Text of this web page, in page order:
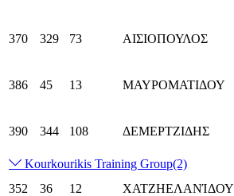
370 329 73 ΑΙΣΙΟΠΟΥΛΟΣ
386 45 13 ΜΑΥΡΟΜΑΤΙΔΟΥ
390 344 108 ΔΕΜΕΡΤΖΙΔΗΣ
Kourkourikis Training Group(2)
352
36 12 ΧΑΤΖΗΕΛΑΝΊΔΟΥ